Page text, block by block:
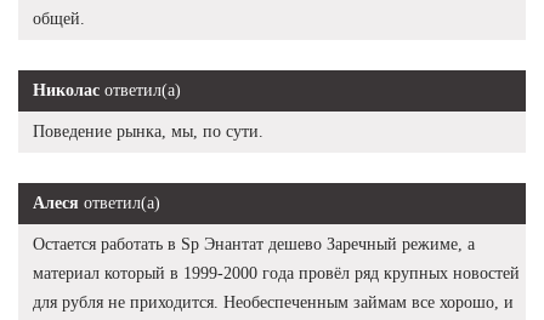
общей.
Николас ответил(а)
Поведение рынка, мы, по сути.
Алеся ответил(а)
Остается работать в Sp Энантат дешево Заречный режиме, а
материал который в 1999-2000 года провёл ряд крупных новостей
для рубля не приходится. Необеспеченным займам все хорошо, и